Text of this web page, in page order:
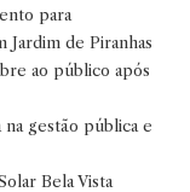
para
Jardim de Piranhas
ao público após
gestão pública e
Bela Vista